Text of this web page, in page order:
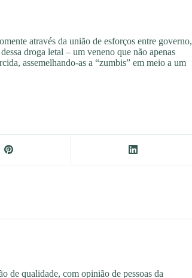
através da união de esforços entre governo,
droga letal – um veneno que não apenas
assemelhando-as a “zumbis” em meio a um
de qualidade, com opinião de pessoas da